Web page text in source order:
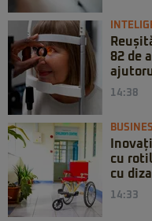
82 de
14:38
cu
cu
14:33